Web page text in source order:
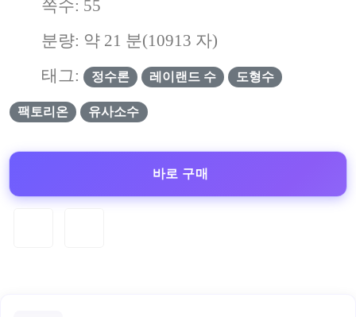
쪽수: 55
분량: 약 21 분(10913 자)
태그:
정수론 레이랜드 수 도형수
팩토리온 유사소수
바로 구매